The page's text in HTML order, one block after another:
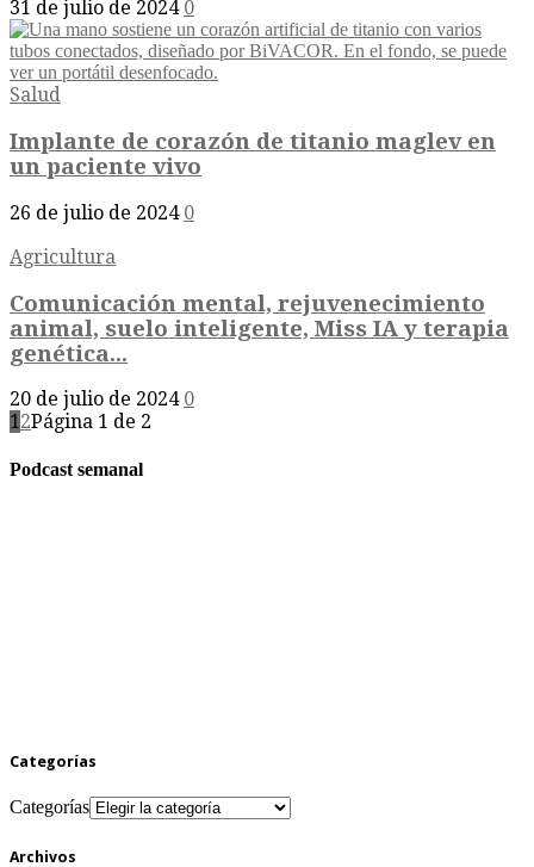
31 de julio de 2024 0
Salud
Implante de corazón de titanio maglev en
un paciente vivo
26 de julio de 2024 0
Agricultura
Comunicación mental, rejuvenecimiento
animal, suelo inteligente, Miss IA y terapia
genética...
20 de julio de 2024 0
12Página 1 de 2
Podcast semanal
Categorías
Categorías
Archivos